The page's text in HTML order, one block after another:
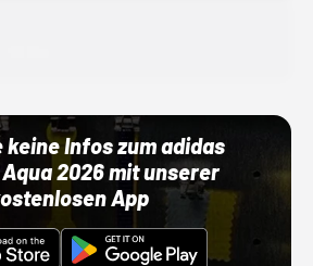
keine Infos zum adidas
2026 mit unserer
App